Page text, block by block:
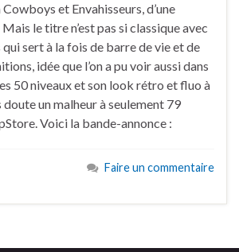
et Envahisseurs, d’une
le titre n’est pas si classique avec
qui sert à la fois de barre de vie et de
idée que l’on a pu voir aussi dans
50 niveaux et son look rétro et fluo à
doute un malheur à seulement 79
Voici la bande-annonce :
Faire un commentaire